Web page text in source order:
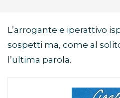
L’arrogante e iperattivo
sospetti ma, come al
l’ultima parola.